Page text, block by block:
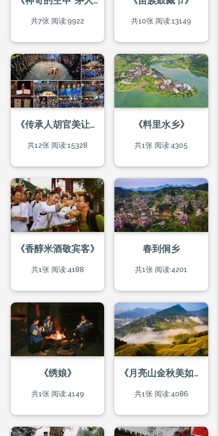
共7张 阅读:9922 共10张 阅读:13149
《传承人胡官美让侗族大歌在乡村传唱》
共12张 阅读:15328
《料里水乡》
共1张 阅读:4305
《香醇米酒敬宾客》
共1张 阅读:4188
春到侗乡
共1张 阅读:4201
《绣娘》
共1张 阅读:4149
《月亮山金秋美如画 》
共1张 阅读:4086